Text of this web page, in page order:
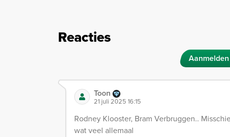
Reacties
Toon
21 juli 2025 16:15
Rodney Klooster, Bram Verbruggen..
wat veel allemaal